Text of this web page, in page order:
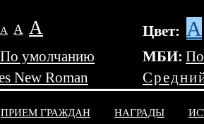
А А А Цвет: A
По умолчанию
New Roman
МБИ:
ПРИЕМ ГРАЖДАН НАГРАДЫ